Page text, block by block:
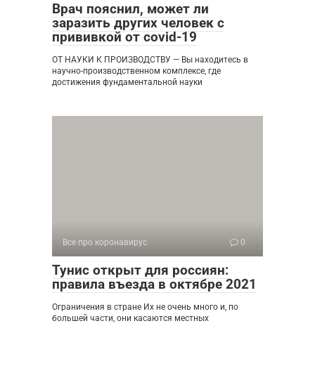
Врач пояснил, может ли
заразить других человек с
прививкой от covid-19
ОТ НАУКИ К ПРОИЗВОДСТВУ — Вы находитесь в
научно-производственном комплексе, где
достижения фундаментальной науки
Все про коронавирус 0
Тунис открыт для россиян:
правила въезда в октябре 2021
Ограничения в стране Их не очень много и, по
большей части, они касаются местных